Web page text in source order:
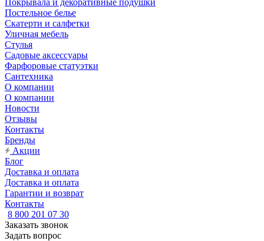
Покрывала и декоративные подушки
Постельное белье
Скатерти и салфетки
Уличная мебель
Стулья
Садовые аксессуары
Фарфоровые статуэтки
Сантехника
О компании
О компании
Новости
Отзывы
Контакты
Бренды
Акции
Блог
Доставка и оплата
Доставка и оплата
Гарантии и возврат
Контакты
8 800 201 07 30
Заказать звонок
Задать вопрос